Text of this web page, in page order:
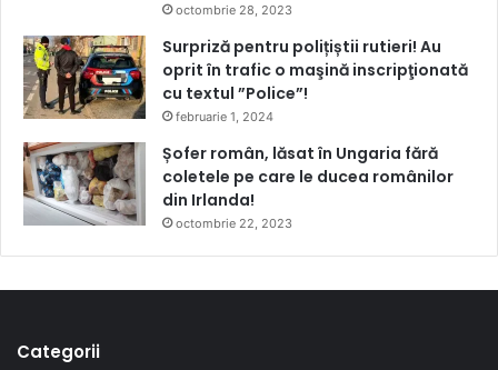
octombrie 28, 2023
Surpriză pentru polițiștii rutieri! Au
oprit în trafic o maşină inscripţionată
cu textul ”Police”!
februarie 1, 2024
Șofer român, lăsat în Ungaria fără
coletele pe care le ducea românilor
din Irlanda!
octombrie 22, 2023
Categorii